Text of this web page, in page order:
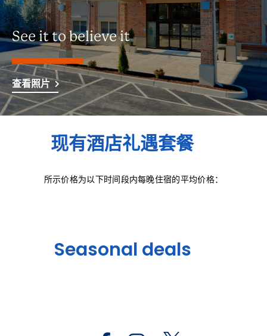
See it to believe it
查看照片
现有酒店礼遇套餐
所示价格为以下时间段内每晚住宿的平均价格：
Seasonal deals